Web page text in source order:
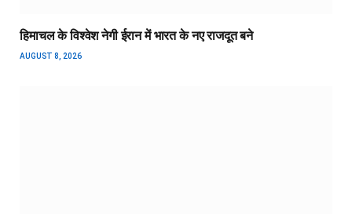
हिमाचल के विश्वेश नेगी ईरान में भारत के नए राजदूत बने
AUGUST 8, 2026